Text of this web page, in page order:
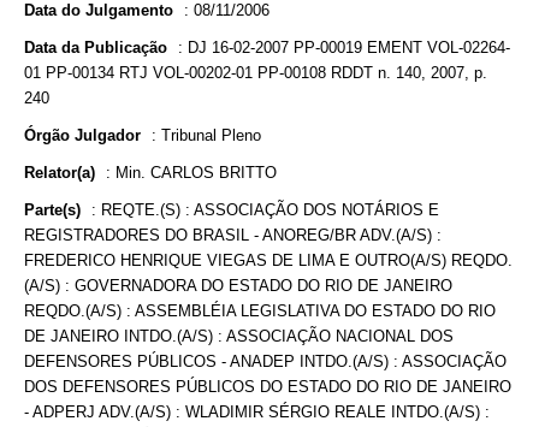
Data do Julgamento : 08/11/2006
Data da Publicação : DJ 16-02-2007 PP-00019 EMENT VOL-02264-
01 PP-00134 RTJ VOL-00202-01 PP-00108 RDDT n. 140, 2007, p.
240
Órgão Julgador : Tribunal Pleno
Relator(a) : Min. CARLOS BRITTO
Parte(s) : REQTE.(S) : ASSOCIAÇÃO DOS NOTÁRIOS E
REGISTRADORES DO BRASIL - ANOREG/BR ADV.(A/S) :
FREDERICO HENRIQUE VIEGAS DE LIMA E OUTRO(A/S) REQDO.
(A/S) : GOVERNADORA DO ESTADO DO RIO DE JANEIRO
REQDO.(A/S) : ASSEMBLÉIA LEGISLATIVA DO ESTADO DO RIO
DE JANEIRO INTDO.(A/S) : ASSOCIAÇÃO NACIONAL DOS
DEFENSORES PÚBLICOS - ANADEP INTDO.(A/S) : ASSOCIAÇÃO
DOS DEFENSORES PÚBLICOS DO ESTADO DO RIO DE JANEIRO
- ADPERJ ADV.(A/S) : WLADIMIR SÉRGIO REALE INTDO.(A/S) :